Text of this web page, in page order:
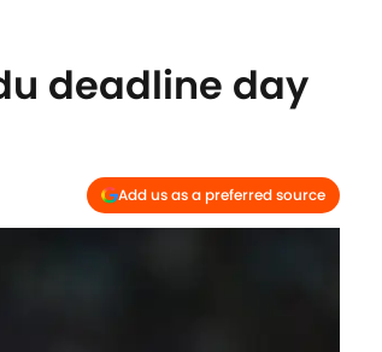
deadline day
Add us as a preferred source